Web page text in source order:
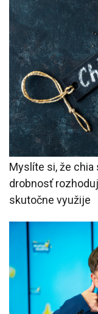
Myslíte si, že
drobnosť
skutočne využije